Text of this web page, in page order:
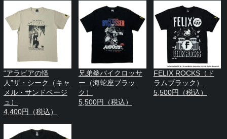
“アラビアの怪
人”ザ・シーク（キャ
メル・サンドベージ
ュ）
4,400円（税込）
兄弟拳バイクロッサ
ー（海蛇座ブラッ
ク）
5,500円（税込）
FELIX ROCKS（ド
ラムブラック）
5,500円（税込）